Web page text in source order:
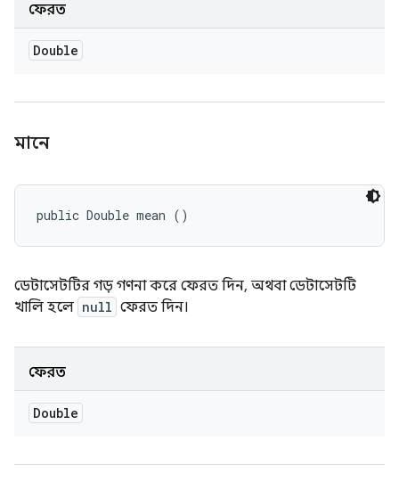
ফেরত
Double
মানে
public Double mean ()
ডেটাসেটটির গড় গণনা করে ফেরত দিন, অথবা ডেটাসেটটি
খালি হলে null ফেরত দিন।
ফেরত
Double